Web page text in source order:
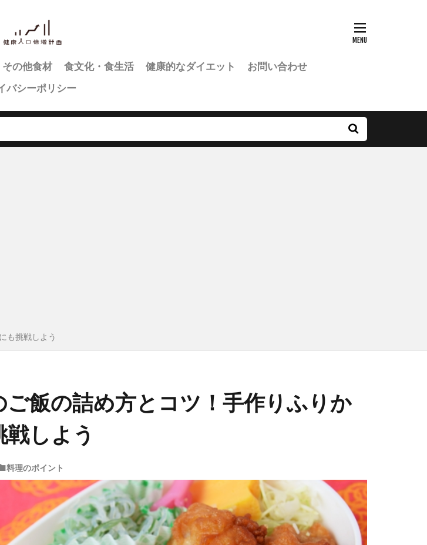
その他食材 食文化・食生活 健康的なダイエット
お問い合わせ
バシーポリシー
も挑戦しよう
ご飯の詰め方とコツ！手作りふりか
しよう
料理のポイント